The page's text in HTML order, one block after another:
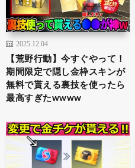
2025.12.04
【荒野行動】今すぐやって！
期間限定で隠し金枠スキンが
無料で貰える裏技を使ったら
最高すぎたwwww